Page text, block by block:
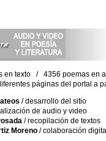
texto / 4356 poemas en
páginas del portal a
/ desarrollo del sitio
de audio y video
/ recopilación de textos
Moreno/ colaboración digital